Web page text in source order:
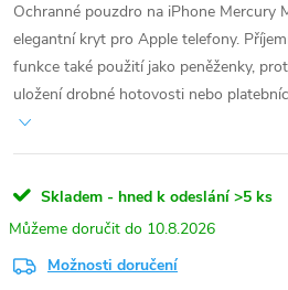
Ochranné pouzdro na iPhone Mercury
elegantní kryt pro Apple telefony.
funkce také použití jako peněženky,
uložení drobné hotovosti nebo
Skladem - hned k odeslání >5 ks
10.8.2026
Možnosti doručení